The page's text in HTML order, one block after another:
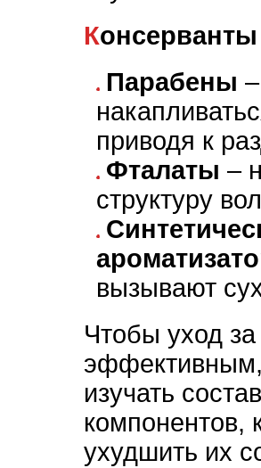
Парабены
приводя к
Фталаты –
структуру
вызывают
Чтобы уход
изучать
компонентов,
ухудшить их